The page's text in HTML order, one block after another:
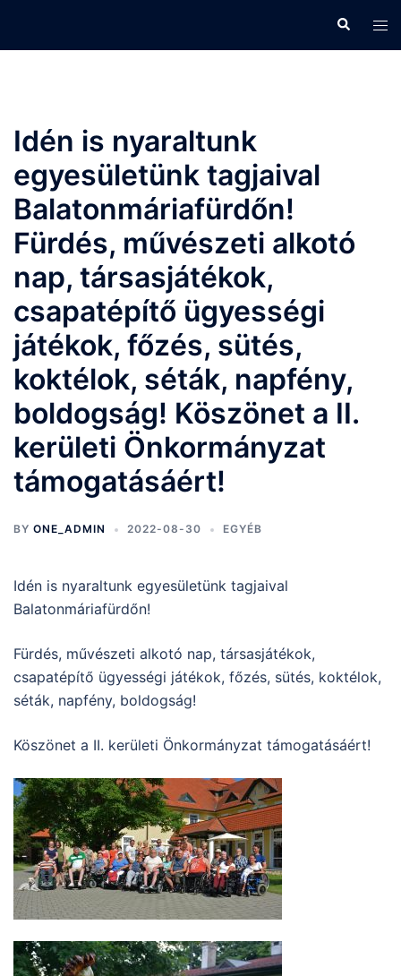
Search
Idén is nyaraltunk
egyesületünk tagjaival
Balatonmáriafürdőn!
Fürdés, művészeti alkotó
nap, társasjátékok,
csapatépítő ügyességi
játékok, főzés, sütés,
koktélok, séták, napfény,
boldogság! Köszönet a II.
kerületi Önkormányzat
támogatásáért!
BY ONE_ADMIN 2022-08-30 EGYÉB
Idén is nyaraltunk egyesületünk tagjaival
Balatonmáriafürdőn!
Fürdés, művészeti alkotó nap, társasjátékok,
csapatépítő ügyességi játékok, főzés, sütés, koktélok,
séták, napfény, boldogság!
Köszönet a II. kerületi Önkormányzat támogatásáért!